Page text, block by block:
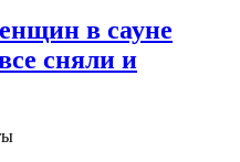
в сауне
сняли и